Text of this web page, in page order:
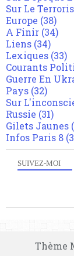
SUIVEZ-MOI
Sur Le
Europe (38)
A Finir (34)
Liens (34)
Lexiques (33)
Courants
Guerre En
Pays (32)
Sur
Russie (31)
Gilets Jaunes
Infos Paris 8
Thème